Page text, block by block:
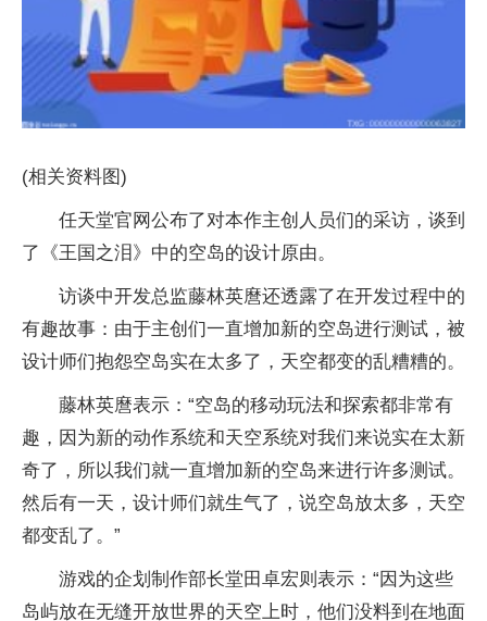
(相关资料图)
任天堂官网公布了对本作主创人员们的采访，谈到
了《王国之泪》中的空岛的设计原由。
访谈中开发总监藤林英麿还透露了在开发过程中的
有趣故事：由于主创们一直增加新的空岛进行测试，被
设计师们抱怨空岛实在太多了，天空都变的乱糟糟的。
藤林英麿表示：“空岛的移动玩法和探索都非常有
趣，因为新的动作系统和天空系统对我们来说实在太新
奇了，所以我们就一直增加新的空岛来进行许多测试。
然后有一天，设计师们就生气了，说空岛放太多，天空
都变乱了。”
游戏的企划制作部长堂田卓宏则表示：“因为这些
岛屿放在无缝开放世界的天空上时，他们没料到在地面